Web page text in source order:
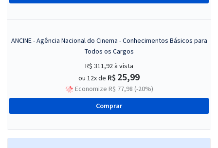
ANCINE - Agência Nacional do Cinema - Conhecimentos Básicos para
Todos os Cargos
R$ 311,92à vista
ou 12x de R$ 25,99
Economize R$ 77,98 (-20%)
Comprar